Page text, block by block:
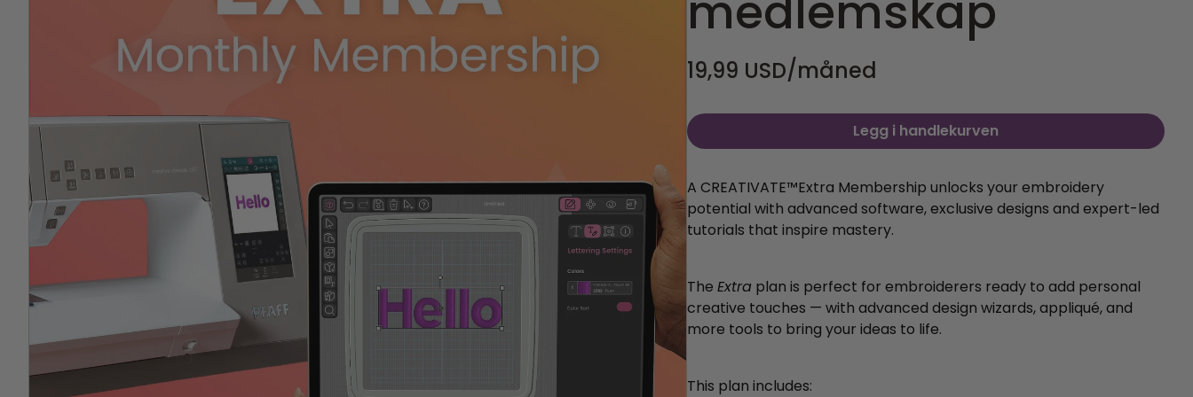
19,99 USD/måned
Legg i handlekurven
A CREATIVATE™️Extra Membership unlocks your embroidery
potential withadvanced software, exclusive designs and expert-led
tutorials that inspire mastery.
TheExtra plan is perfect for embroiderers ready to add personal
creative touches — with advanced design wizards, appliqué, and
more tools to bring your ideas to life.
This plan includes: